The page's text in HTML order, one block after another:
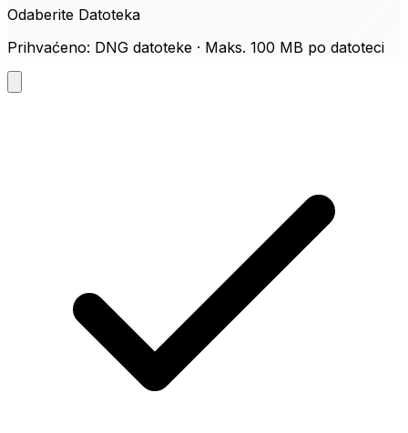
Odaberite Datoteka
Prihvaćeno: DNG datoteke · Maks. 100 MB po datoteci